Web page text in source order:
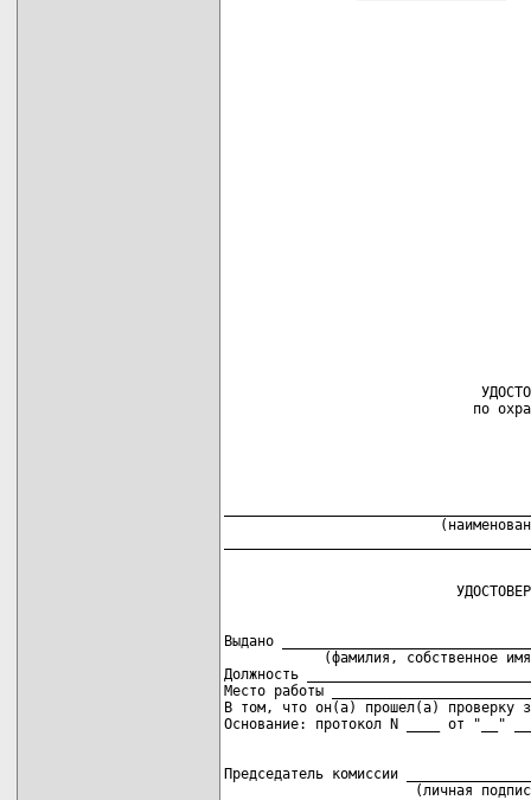
Выдано
(фамилия, собственное
Должность
Место работы
В том, что он(а) прошел(а) проверку
Председатель комиссии
(личная